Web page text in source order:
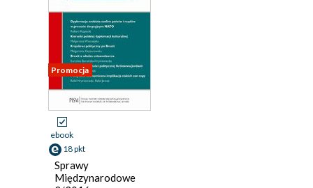
Promocja
ebook
18 pkt
Sprawy
Międzynarodowe